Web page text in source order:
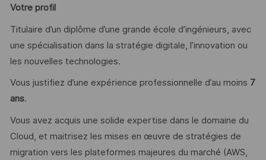
Votre profil
Titulaire d’un diplôme d’une grande école d’ingénieurs, avec
une spécialisation dans la stratégie digitale, l’innovation ou
les nouvelles technologies.
Vous justifiez d’une expérience professionnelle d’au moins 7
ans.
Vous avez acquis une solide expertise dans le domaine du
Cloud, et maitrisez les mises en œuvre de stratégies de
migration vers les plateformes majeures du marché (AWS,